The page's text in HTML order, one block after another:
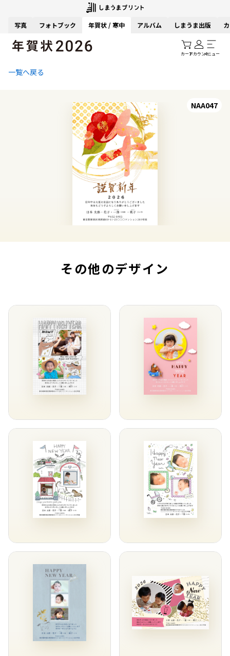
写真 フォトブック 年賀状 / 寒中 アルバム しまうま出版
カートアカウントメニュー
一覧へ戻る
NAA047
その他のデザイン